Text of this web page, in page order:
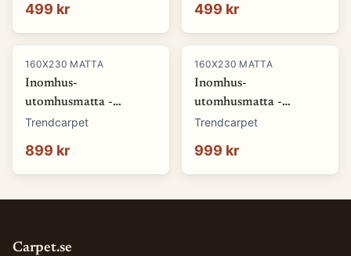
499 kr 499 kr
160X230 MATTA
Inomhus-
utomhusmatta -
Winona (grå) (Storlek:
Trendcarpet
899 kr
160X230 MATTA
Inomhus-
utomhusmatta -
Winona (orange)
Trendcarpet
999 kr
Carpet.se